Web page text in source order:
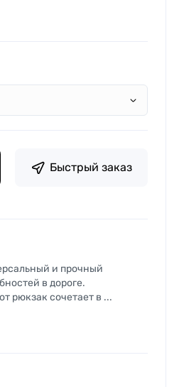
Быстрый заказ
и прочный
в дороге.
рюкзак сочетает в ...